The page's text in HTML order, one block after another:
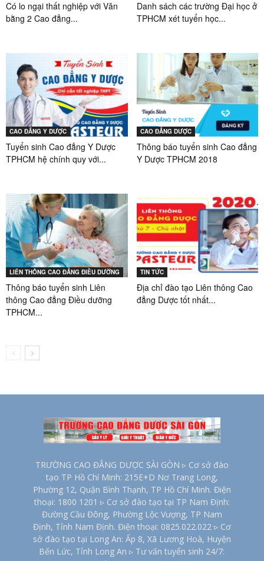
Có lo ngại thất nghiệp với Văn
bằng 2 Cao đẳng...
Danh sách các trường Đại học ở
TPHCM xét tuyển học...
CAO ĐẲNG Y DƯỢC
Tuyển sinh Cao đẳng Y Dược
TPHCM hệ chính quy với...
CAO ĐẲNG DƯỢC
Thông báo tuyển sinh Cao đẳng
Y Dược TPHCM 2018
LIÊN THÔNG CAO ĐẲNG ĐIỀU DƯỠNG
Thông báo tuyển sinh Liên
thông Cao đẳng Điều dưỡng
TPHCM...
TIN TỨC
Địa chỉ đào tạo Liên thông Cao
đẳng Dược tốt nhất...
TRƯỜNG CAO ĐẲNG DƯỢC SÀI GÒN ▹ Cơ sở đào
tạo TP Hồ Chí Minh: 215E+D Nơ Trang Long,
Phường 12, Quận Bình Thạnh, TP Hồ Chí Minh. Điện
thoại: 1800 1201 ▹ Cơ sở đào tạo tại TP Nam Định:
Đường Cầu Đông, Phường Lộc Vượng, TP Nam
Định, Tỉnh Nam Định. Điện thoại: 0825.022.022 ▹ Cơ
sở đào tạo tại Long An: Ấp 8, Xã Lương Hoà, Huyện
Bến Lức, Tỉnh Long An ▹ Tư vấn tuyển sinh 24/7: